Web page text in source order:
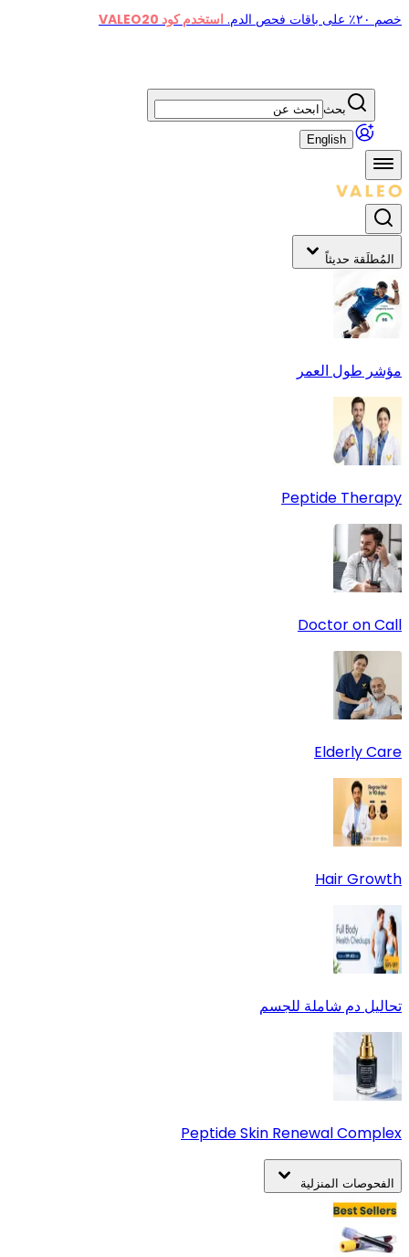
خصم ٢٠٪ على باقات فحص الدم. استخدم كود VALEO20
بحث
English
المُطلَقة حديثاً
مؤشر طول العمر
Peptide Therapy
Doctor on Call
Elderly Care
Hair Growth
تحاليل دم شاملة للجسم
Peptide Skin Renewal Complex
الفحوصات المنزلية